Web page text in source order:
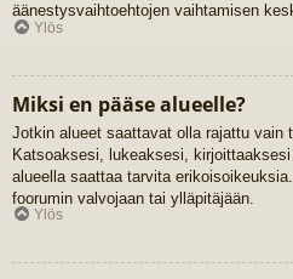
äänestysvaihtoehtojen vaihtamisen
Ylös
Miksi en pääse alueelle?
Jotkin alueet saattavat olla rajattu vain
Katsoaksesi, lukeaksesi,
alueella saattaa tarvita
foorumin valvojaan tai ylläpitäjään.
Ylös